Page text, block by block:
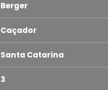
Berger
Caçador
Santa Catarina
3